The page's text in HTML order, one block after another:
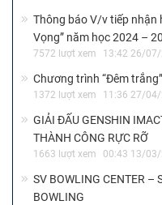
Thông báo V/v tiếp nhận
Vọng” năm học 2024 –
7572 lượt xem 13:42 26/
Chương trình “Đêm
1372 lượt xem 11:36 27/
GIẢI ĐẤU GENSHIN
THÀNH CÔNG RỰC RỠ
1663 lượt xem 00:43 13/
SV BOWLING CENTER –
BOWLING